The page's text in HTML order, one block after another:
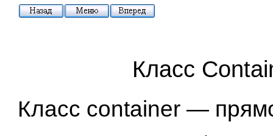
Класс
Класс container —